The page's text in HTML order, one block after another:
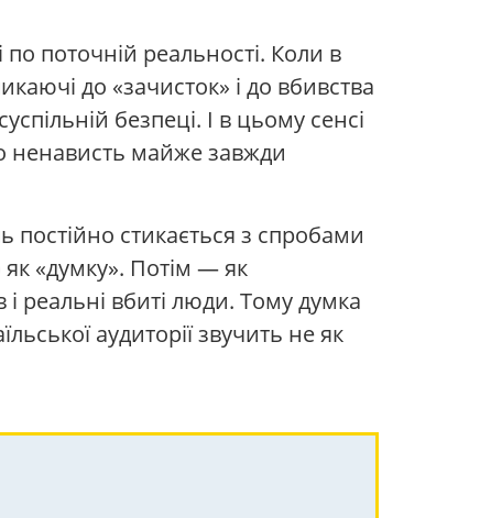
по поточній реальності. Коли в
до «зачисток» і до вбивства
безпеці. І в цьому сенсі
ненависть майже завжди
постійно стикається з спробами
як «думку». Потім — як
реальні вбиті люди. Тому думка
аудиторії звучить не як